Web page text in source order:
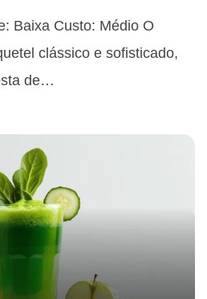
Baixa Custo: Médio O
clássico e sofisticado,
de…